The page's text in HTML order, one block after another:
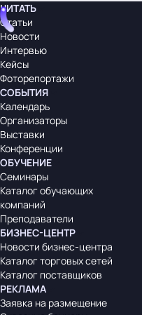
ЧИТАТЬ
Статьи
Новости
Интервью
Кейсы
Фоторепортажи
СОБЫТИЯ
Календарь
Организаторы
Выставки
Конференции
ОБУЧЕНИЕ
Семинары
Каталог обучающих
компаний
Преподаватели
БИЗНЕС-ЦЕНТР
Новости бизнес-центра
Каталог торговых сетей
Каталог поставщиков
РЕКЛАМА
Заявка на размещение